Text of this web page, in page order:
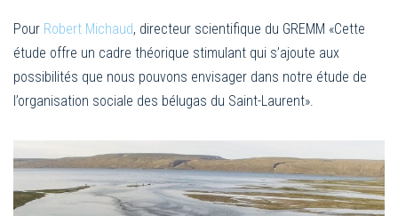
Pour Robert Michaud, directeur scientifique du GREMM «Cette
étude offre un cadre théorique stimulant qui s’ajoute aux
possibilités que nous pouvons envisager dans notre étude de
l’organisation sociale des bélugas du Saint-Laurent».